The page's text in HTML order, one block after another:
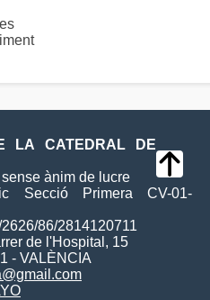
LA CATEDRAL DE
ànim de lucre
Secció Primera CV-01-
86/2814120711
de l'Hospital, 15
- VALÈNCIA